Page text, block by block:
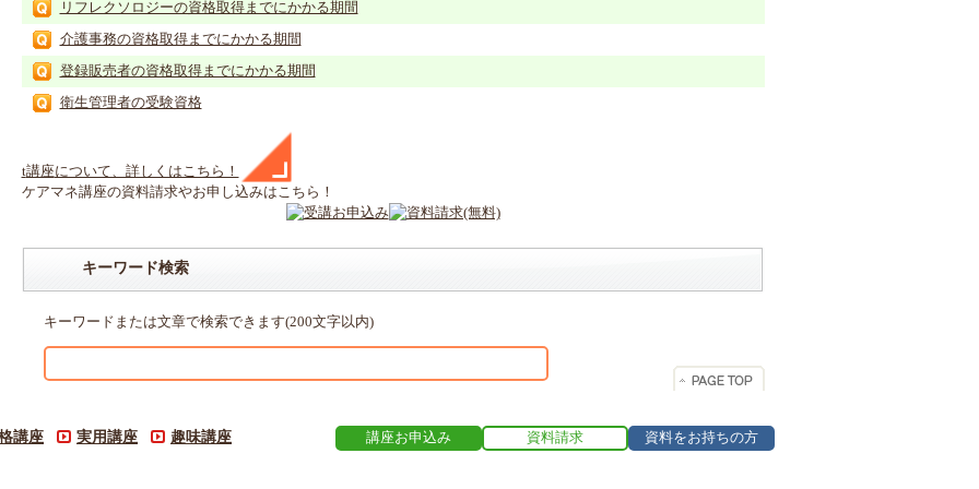
リフレクソロジーの資格取得までにかかる期間
介護事務の資格取得までにかかる期間
登録販売者の資格取得までにかかる期間
衛生管理者の受験資格
t講座について、詳しくはこちら！
ケアマネ講座の資料請求やお申し込みはこちら！
キーワード検索
キーワードまたは文章で検索できます(200文字以内)
講座 実用講座 趣味講座 講座お申込み 資料請求 資料をお持ちの方